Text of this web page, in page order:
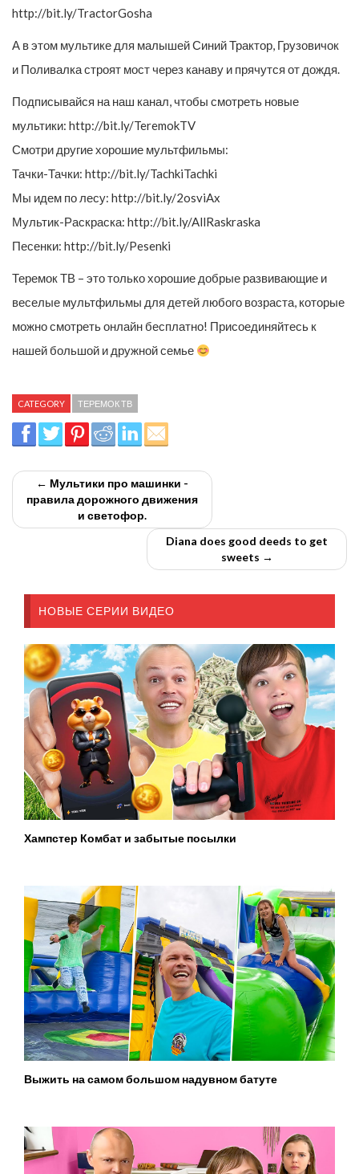
http://bit.ly/TractorGosha
А в этом мультике для малышей Синий Трактор, Грузовичок
и Поливалка строят мост через канаву и прячутся от дождя.
Подписывайся на наш канал, чтобы смотреть новые
мультики: http://bit.ly/TeremokTV
Смотри другие хорошие мультфильмы:
Тачки-Тачки: http://bit.ly/TachkiTachki
Мы идем по лесу: http://bit.ly/2osviAx
Мультик-Раскраска: http://bit.ly/AllRaskraska
Песенки: http://bit.ly/Pesenki
Теремок ТВ – это только хорошие добрые развивающие и
веселые мультфильмы для детей любого возраста, которые
можно смотреть онлайн бесплатно! Присоединяйтесь к
нашей большой и дружной семье
CATEGORY ТЕРЕМОК ТВ
← Мультики про машинки -
правила дорожного движения
и светофор.
Diana does good deeds to get
sweets →
НОВЫЕ СЕРИИ ВИДЕО
Хампстер Комбат и забытые посылки
Выжить на самом большом надувном батуте